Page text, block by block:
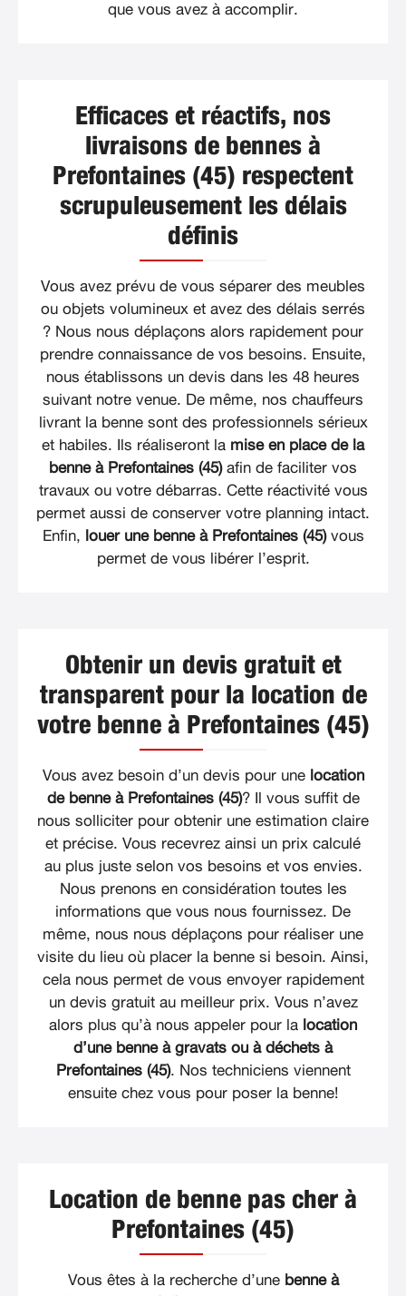
que vous avez à accomplir.
Efficaces et réactifs, nos
livraisons de bennes à
Prefontaines (45) respectent
scrupuleusement les délais
définis
Vous avez prévu de vous séparer des meubles
ou objets volumineux et avez des délais serrés
? Nous nous déplaçons alors rapidement pour
prendre connaissance de vos besoins. Ensuite,
nous établissons un devis dans les 48 heures
suivant notre venue. De même, nos chauffeurs
livrant la benne sont des professionnels sérieux
et habiles. Ils réaliseront la mise en place de la
benne à Prefontaines (45)afin de faciliter vos
travaux ou votre débarras. Cette réactivité vous
permet aussi de conserver votre planning intact.
Enfin, louer une benne à Prefontaines (45)vous
permet de vous libérer l’esprit.
Obtenir un devis gratuit et
transparent pour la location de
votre benne à Prefontaines (45)
Vous avez besoin d’un devis pour une location
de benne à Prefontaines (45)? Il vous suffit de
nous solliciter pour obtenir une estimation claire
et précise. Vous recevrez ainsi un prix calculé
au plus juste selon vos besoins et vos envies.
Nous prenons en considération toutes les
informations que vous nous fournissez. De
même, nous nous déplaçons pour réaliser une
visite du lieu où placer la benne si besoin. Ainsi,
cela nous permet de vous envoyer rapidement
un devis gratuit au meilleur prix. Vous n’avez
alors plus qu’à nous appeler pour la location
d’une benne à gravats ou à déchets à
Prefontaines (45). Nos techniciens viennent
ensuite chez vous pour poser la benne!
Location de benne pas cher à
Prefontaines (45)
Vous êtes à la recherche d’une benne à